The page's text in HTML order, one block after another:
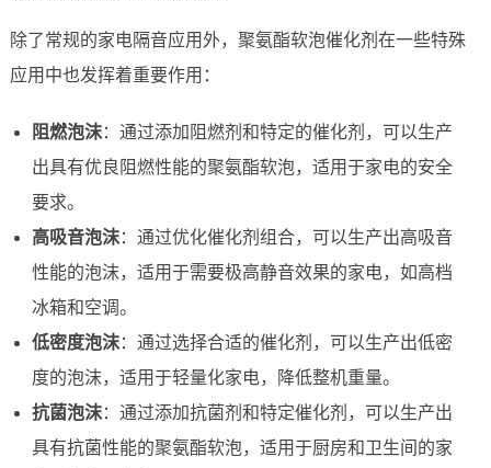
除了常规的家电隔音应用外，聚氨酯软泡催化剂在一些特殊
应用中也发挥着重要作用：
阻燃泡沫：通过添加阻燃剂和特定的催化剂，可以生产
出具有优良阻燃性能的聚氨酯软泡，适用于家电的安全
要求。
高吸音泡沫：通过优化催化剂组合，可以生产出高吸音
性能的泡沫，适用于需要极高静音效果的家电，如高档
冰箱和空调。
低密度泡沫：通过选择合适的催化剂，可以生产出低密
度的泡沫，适用于轻量化家电，降低整机重量。
抗菌泡沫：通过添加抗菌剂和特定催化剂，可以生产出
具有抗菌性能的聚氨酯软泡，适用于厨房和卫生间的家